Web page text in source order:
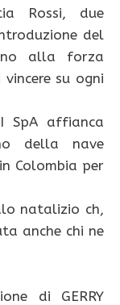
Rossi, due
del
alla forza
su ogni
SpA affianca
della nave
Colombia per
natalizio ch,
anche chi ne
di GERRY